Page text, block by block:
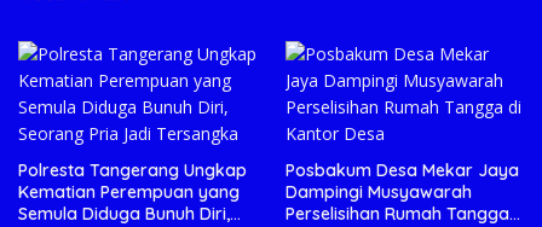
Polresta Tangerang Ungkap
Kematian Perempuan yang
Semula Diduga Bunuh Diri,
Posbakum Desa Mekar Jaya
Dampingi Musyawarah
Perselisihan Rumah Tangga